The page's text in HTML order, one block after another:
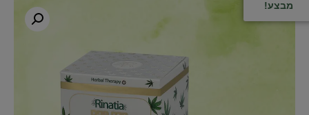
מבצע!